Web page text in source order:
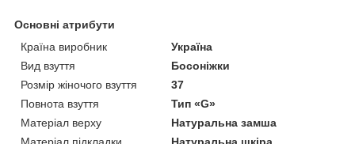
Основні атрибути
Країна виробник
Україна
Вид взуття
Босоніжки
Розмір жіночого взуття
37
Повнота взуття
Тип «G»
Матеріал верху
Натуральна замша
Матеріал підкладки
Натуральна шкіра